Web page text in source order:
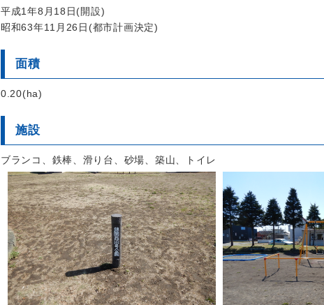
平成1年8月18日(開設)
昭和63年11月26日(都市計画決定)
面積
0.20(ha)
施設
ブランコ、鉄棒、滑り台、砂場、築山、トイレ